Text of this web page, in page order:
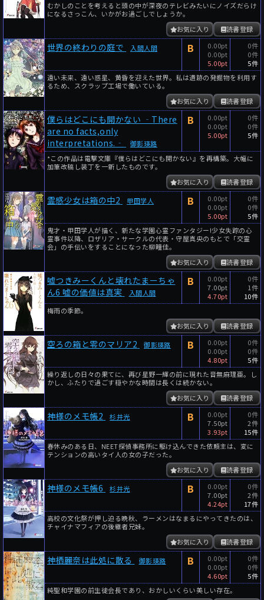
むかしのことを考えると頭の中が深夜のテレビみたいにノイズだらけ
になるさっこん、いかがお過ごしでしょうか。
読書登録
お気に入り
世界の終わりの庭で 入間人間 B
0.00pt
0.00pt
5.00pt
0件
0件
5件
遠い未来、遠い惑星、黄昏を迎えた世界。私は遺跡の発掘物を利用す
るため、スクラップ工場で働いている。
読書登録
お気に入り
僕らはどこにも開かない ‐There
are no facts,only
interpretations.‐
御影瑛路
B
0.00pt
0.00pt
5.00pt
0件
0件
5件
*この作品は電撃文庫『僕らはどこにも開かない』を再構築。大幅に
加筆改稿し装丁を一新したものです。
読書登録
お気に入り
霊感少女は箱の中2 甲田学人 B
0.00pt
0.00pt
5.00pt
0件
0件
5件
鬼才・甲田学人が描く、新たな学園心霊ファンタジー!少女失踪の心
霊事件以降、ロザリア・サークルの代表・守屋真央のもとで「交霊
会」の手伝いをすることになった柳瞳佳。
読書登録
お気に入り
嘘つきみーくんと壊れたまーちゃ
ん6 嘘の価値は真実
入間人間
B
0.00pt
7.00pt
4.70pt
0件
1件
10件
梅雨の季節。
読書登録
お気に入り
空ろの箱と零のマリア2 御影瑛路 B
0.00pt
0.00pt
4.80pt
0件
0件
5件
繰り返しの日々の果てに、再び星野一輝の前に現れた音無麻理亜。し
かし、ふたりで過ごす穏やかな時間は長くは続かない。
読書登録
お気に入り
神様のメモ帳2 杉井光 B
0.00pt
7.50pt
3.93pt
0件
2件
15件
春休みのある日、NEET探偵事務所に駆け込んできた依頼主は、変に
テンションの高いタイ人の女の子だった。
読書登録
お気に入り
神様のメモ帳6 杉井光 B
0.00pt
7.00pt
4.24pt
0件
2件
17件
高校の文化祭が押し迫る晩秋、ラーメンはなまるにやってきたのは、
チャイナマフィアの後継者兄妹。
読書登録
お気に入り
神栖麗奈は此処に散る 御影瑛路 B
0.00pt
0.00pt
4.60pt
0件
0件
5件
純聖和学園の前生徒会長であり、おかしいくらい美しい存在。